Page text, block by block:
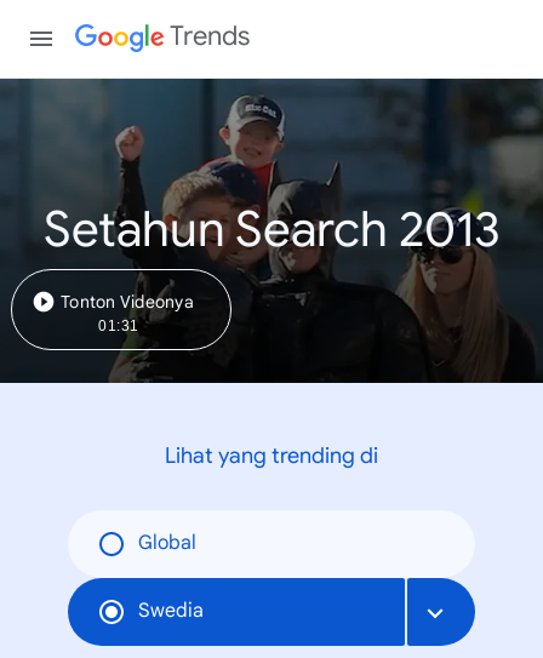
Trends
Setahun Search 2013
Tonton Videonya
01:31
Lihat yang trending di
Global
Swedia